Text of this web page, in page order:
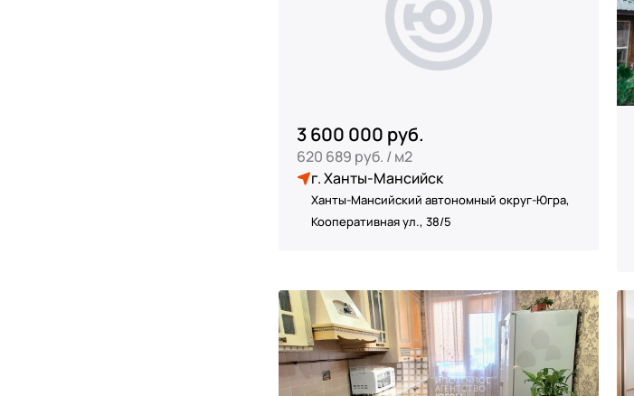
3 600 000 руб.
620 689 руб. / м2
г. Ханты-Мансийск
Ханты-Мансийский автономный округ-Югра,
Кооперативная ул., 38/5